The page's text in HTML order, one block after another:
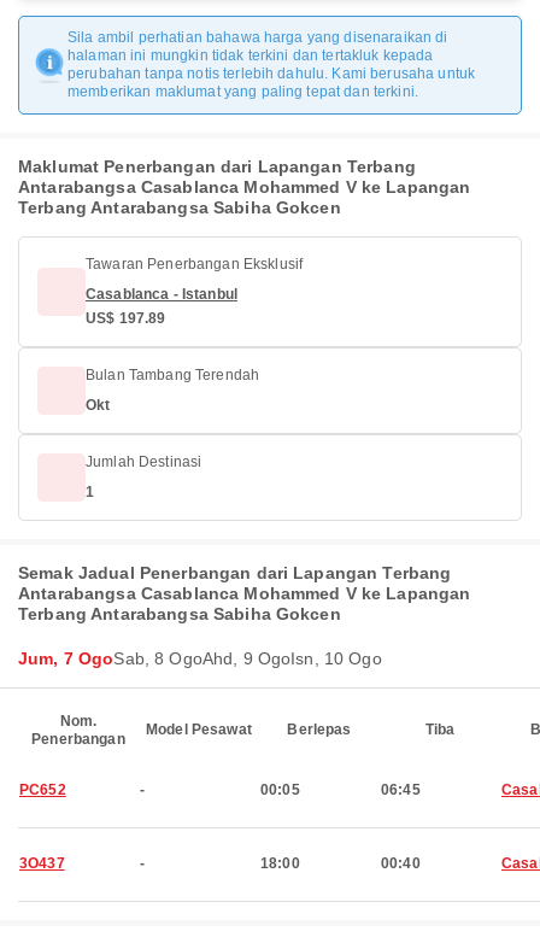
Sila ambil perhatian bahawa harga yang disenaraikan di
halaman ini mungkin tidak terkini dan tertakluk kepada
perubahan tanpa notis terlebih dahulu. Kami berusaha untuk
memberikan maklumat yang paling tepat dan terkini.
Maklumat Penerbangan dari Lapangan Terbang
Antarabangsa Casablanca Mohammed V ke Lapangan
Terbang Antarabangsa Sabiha Gokcen
Tawaran Penerbangan Eksklusif
Casablanca - Istanbul
US$ 197.89
Bulan Tambang Terendah
Okt
Jumlah Destinasi
1
Semak Jadual Penerbangan dari Lapangan Terbang
Antarabangsa Casablanca Mohammed V ke Lapangan
Terbang Antarabangsa Sabiha Gokcen
Jum, 7 OgoSab, 8 OgoAhd, 9 OgoIsn, 10 Ogo
Nom.
Penerbangan
Model Pesawat Berlepas Tiba
PC652 - 00:05 06:45
3O437 - 18:00 00:40